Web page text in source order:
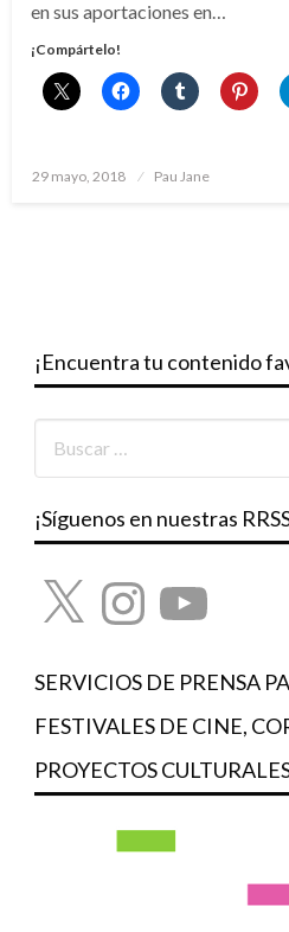
en sus aportaciones en…
¡Compártelo!
Publicado
29 mayo, 2018 Pau Jane
¡Encuentra tu contenido
¡Síguenos en nuestras
X InstagramYouTube
SERVICIOS DE PRENSA
FESTIVALES DE CINE,
PROYECTOS